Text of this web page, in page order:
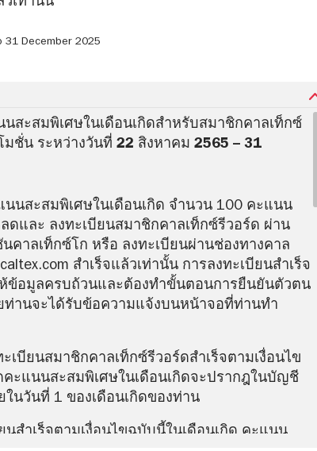
วเท่านั้น
31 December 2025
นสะสมพิเศษในเดือนเกิดสำหรับสมาชิกคาลเท็กซ์
มชั่น ระหว่างวันที่ 22 สิงหาคม 2565 – 31
นสะสมพิเศษในเดือนเกิด จำนวน 100 คะแนน
ดและ ลงทะเบียนสมาชิกคาลเท็กซ์รีวอร์ด ผ่าน
คาลเท็กซ์โก หรือ ลงทะเบียนผ่านช่องทางคาล
สำเร็จแล้วเท่านั้น การลงทะเบียนสำเร็จ
ข้อมูลครบถ้วนและต้องทำขั้นตอนการยืนยันตัวตน
ท่านจะได้รับข้อความแจ้งบนหน้าจอที่ท่านทำ
เบียนสมาชิกคาลเท็กซ์รีวอร์ดสำเร็จตามเงื่อนไข
ะแนนสะสมพิเศษในเดือนเกิดจะปรากฎในบัญชี
นวันที่ 1 ของเดือนเกิดของท่าน
สำเร็จตามเงื่อนไขฉบับนี้ในเดือนเกิด คะแนน